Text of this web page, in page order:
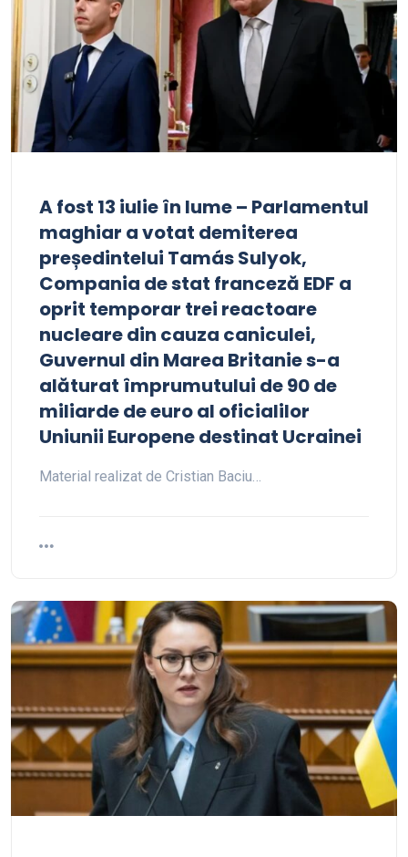
A fost 13 iulie în lume – Parlamentul
maghiar a votat demiterea
președintelui Tamás Sulyok,
Compania de stat franceză EDF a
oprit temporar trei reactoare
nucleare din cauza caniculei,
Guvernul din Marea Britanie s-a
alăturat împrumutului de 90 de
miliarde de euro al oficialilor
Uniunii Europene destinat Ucrainei
Material realizat de Cristian Baciu…